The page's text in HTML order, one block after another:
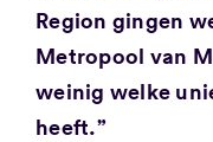
Region gingen
Metropool van
weinig welke
heeft.”